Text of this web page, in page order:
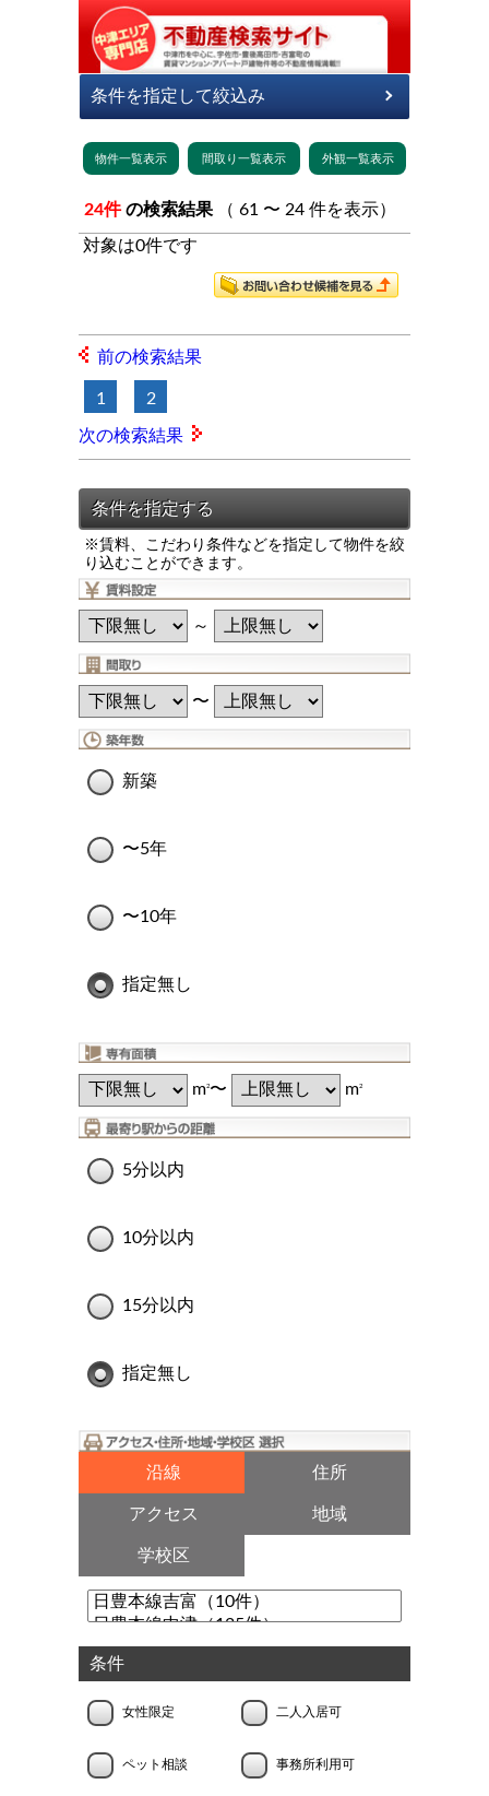
※賃料、こだわり条件などを指定して物件を絞
り込むことができます。
～
〜
新築
〜5年
〜10年
指定無し
m2〜 m2
5分以内
10分以内
15分以内
指定無し
沿線 住所
アクセス 地域
学校区
条件
女性限定 二人入居可
ペット相談 事務所利用可
24件 の検索結果 （ 61 〜 24 件を表示）
対象は0件です
前の検索結果
1 2
次の検索結果